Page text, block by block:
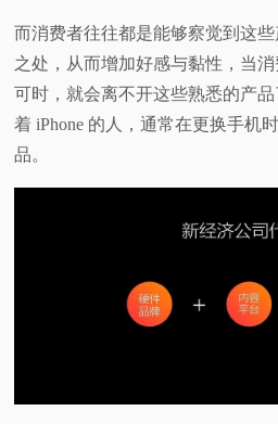
而消费者往往都是能够察觉到这
之处，从而增加好感与黏性，当
可时，就会离不开这些熟悉的产
着 iPhone 的人，通常在更换手机
品。